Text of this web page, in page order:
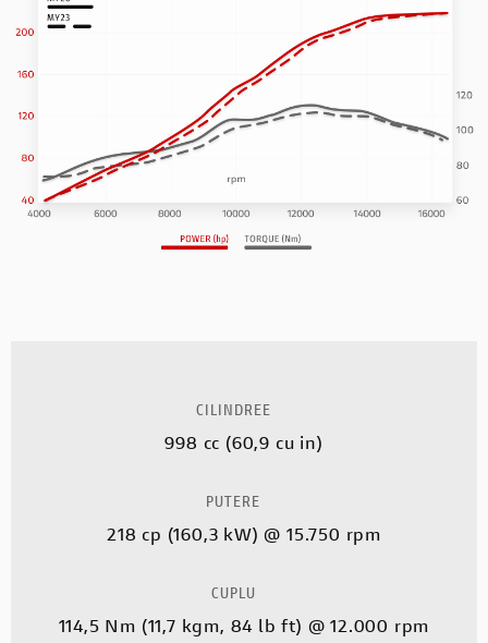
CILINDREE
998 cc (60,9 cu in)
PUTERE
218 cp (160,3 kW) @ 15.750 rpm
CUPLU
114,5 Nm (11,7 kgm, 84 lb ft) @ 12.000 rpm